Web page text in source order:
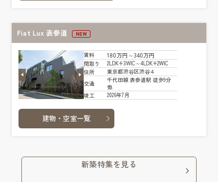
Fiat Lux 表参道 NEW
賃料 180万円～340万円
間取り
2LDK+3WIC～4LDK+2WIC
住所
東京都渋谷区渋谷４
交通
千代田線 表参道駅 徒歩9分
他
竣工
2026年7月
建物・空室一覧
新築特集を見る